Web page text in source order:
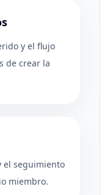
y el flujo
de crear la
el seguimiento
miembro.